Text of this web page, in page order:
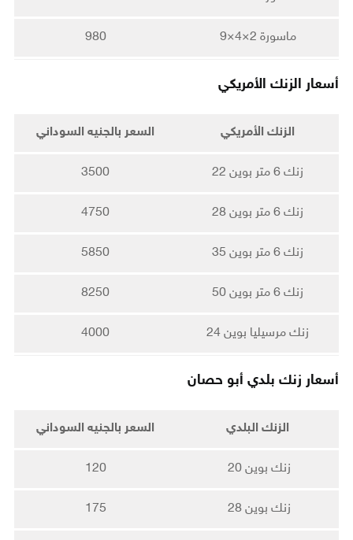
ماسورة 2×4×9 980
أسعار الزنك الأمريكي
الزنك الأمريكي السعر بالجنيه السوداني
زنك 6 متر بوين 22 3500
زنك 6 متر بوين 28 4750
زنك 6 متر بوين 35 5850
زنك 6 متر بوين 50 8250
زنك مرسيليا بوين 24 4000
أسعار زنك بلدي أبو حصان
الزنك البلدي السعر بالجنيه السوداني
زنك بوين 20 120
زنك بوين 28 175